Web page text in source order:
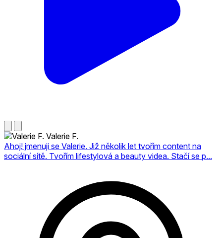
Valerie F.
Ahoj! jmenuji se Valerie. Již několik let tvořím content na
sociální sítě. Tvořím lifestylová a beauty videa. Stačí se p...